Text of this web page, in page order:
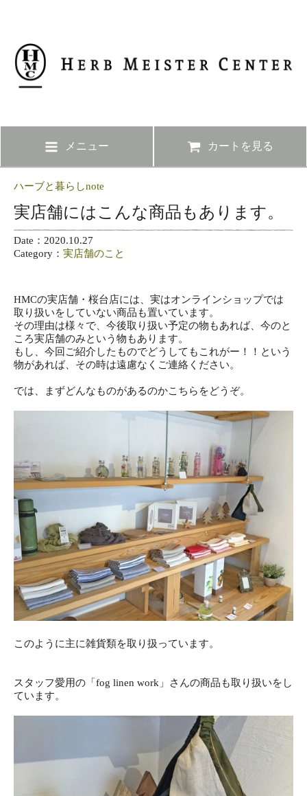
メニュー カートを見る
ハーブと暮らしnote
実店舗にはこんな商品もあります。
Date：2020.10.27
Category： 実店舗のこと
HMCの実店舗・桜台店には、実はオンラインショップでは
取り扱いをしていない商品も置いています。
その理由は様々で、今後取り扱い予定の物もあれば、今のと
ころ実店舗のみという物もあります。
もし、今回ご紹介したものでどうしてもこれがー！！という
物があれば、その時は遠慮なくご連絡ください。
では、まずどんなものがあるのかこちらをどうぞ。
このように主に雑貨類を取り扱っています。
スタッフ愛用の「fog linen work」さんの商品も取り扱いをし
ています。